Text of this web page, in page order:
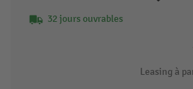
32 jours ouvrables
Leasing à